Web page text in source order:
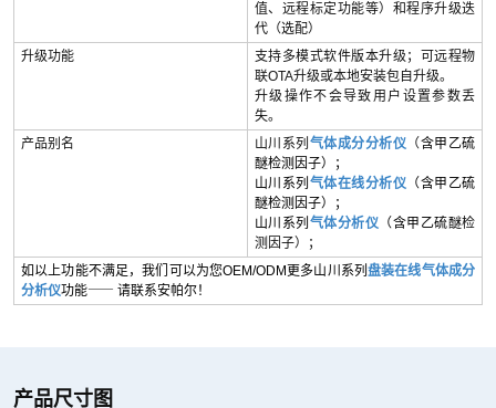
值、远程标定功能等）和程序升级迭
代（选配）
升级功能
支持多模式软件版本升级；可远程物
联OTA升级或本地安装包自升级。
升级操作不会导致用户设置参数丢
失。
产品别名
山川系列 气体成分分析仪 （含甲乙硫
醚检测因子）；
山川系列 气体在线分析仪 （含甲乙硫
醚检测因子）；
山川系列 气体分析仪 （含甲乙硫醚检
测因子）；
如以上功能不满足，我们可以为您OEM/ODM更多山川系列盘装在线气体成分
分析仪功能⸺ 请联系安帕尔！
产品尺寸图